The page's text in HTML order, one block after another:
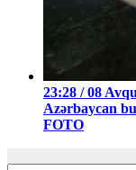
23:28 / 08
Azərbaycan
FOTO